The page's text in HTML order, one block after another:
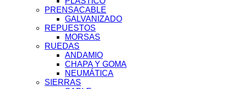
PRENSACABLE
GALVANIZADO
REPUESTOS
MORSAS
RUEDAS
ANDAMIO
CHAPA Y GOMA
NEUMÁTICA
SIERRAS